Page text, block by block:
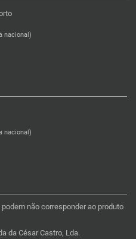
nacional)
nacional)
não corresponder ao produto
da César Castro, Lda.